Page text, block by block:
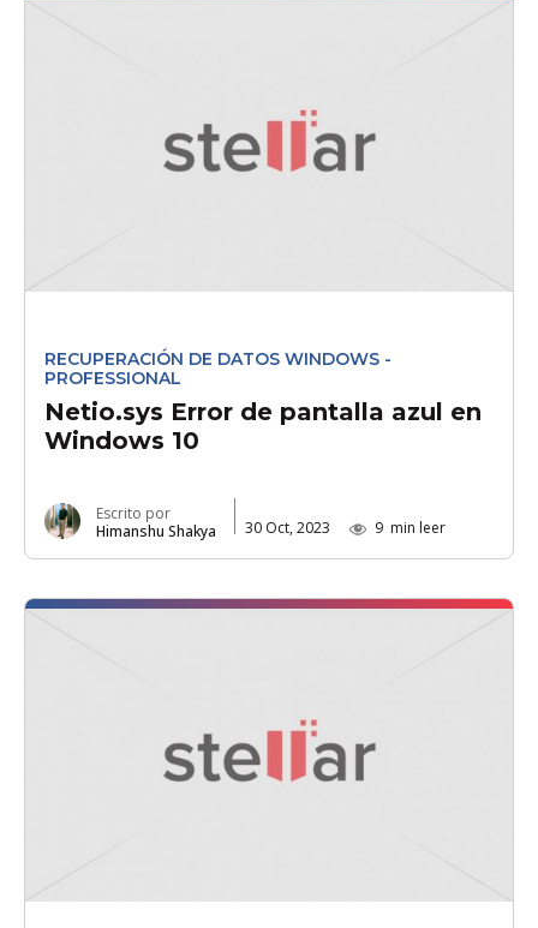
RECUPERACIÓN DE DATOS WINDOWS -
PROFESSIONAL
Netio.sys Error de pantalla azul en
Windows 10
Escrito por
Himanshu Shakya
30 Oct, 2023 9 min leer